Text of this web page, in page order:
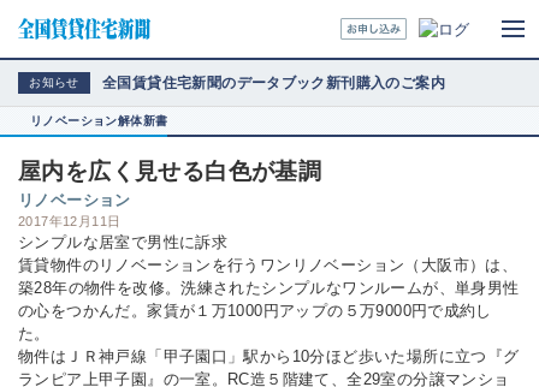
お知らせ 全国賃貸住宅新聞のデータブック新刊購入のご案内
リノベーション解体新書
屋内を広く見せる白色が基調
リノベーション
2017年12月11日
シンプルな居室で男性に訴求
賃貸物件のリノベーションを行うワンリノベーション（大阪市）は、
築28年の物件を改修。洗練されたシンプルなワンルームが、単身男性
の心をつかんだ。家賃が１万1000円アップの５万9000円で成約し
た。
物件はＪＲ神戸線「甲子園口」駅から10分ほど歩いた場所に立つ『グ
ランピア上甲子園』の一室。RC造５階建て、全29室の分譲マンショ